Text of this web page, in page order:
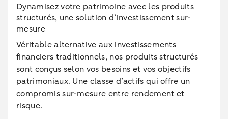
Dynamisez votre patrimoine avec les produits
structurés, une solution d’investissement sur-
mesure
Véritable alternative aux investissements
financiers traditionnels, nos produits structurés
sont conçus selon vos besoins et vos objectifs
patrimoniaux. Une classe d’actifs qui offre un
compromis sur-mesure entre rendement et
risque.